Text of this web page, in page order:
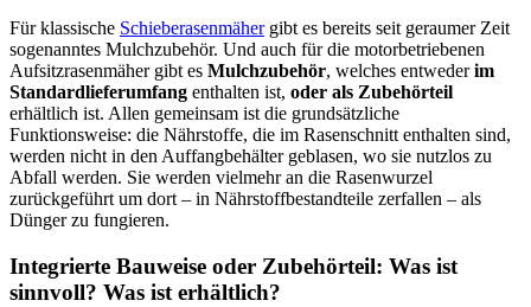
Für klassische Schieberasenmähergibt es bereits seit geraumer Zeit
sogenanntes Mulchzubehör. Und auch für die motorbetriebenen
Aufsitzrasenmäher gibt es Mulchzubehör, welches entwederim
Standardlieferumfang enthalten ist, oder als Zubehörteil
erhältlich ist. Allen gemeinsam ist die grundsätzliche
Funktionsweise: die Nährstoffe, die im Rasenschnitt enthalten sind,
werden nicht in den Auffangbehälter geblasen, wo sie nutzlos zu
Abfall werden. Sie werden vielmehr an die Rasenwurzel
zurückgeführt um dort – in Nährstoffbestandteile zerfallen – als
Dünger zu fungieren.
Integrierte Bauweise oder Zubehörteil: Was ist
sinnvoll? Was ist erhältlich?